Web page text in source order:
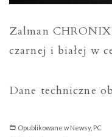
Zalman
czarnej i białej w
Dane techniczne
Opublikowane wNewsy, PC